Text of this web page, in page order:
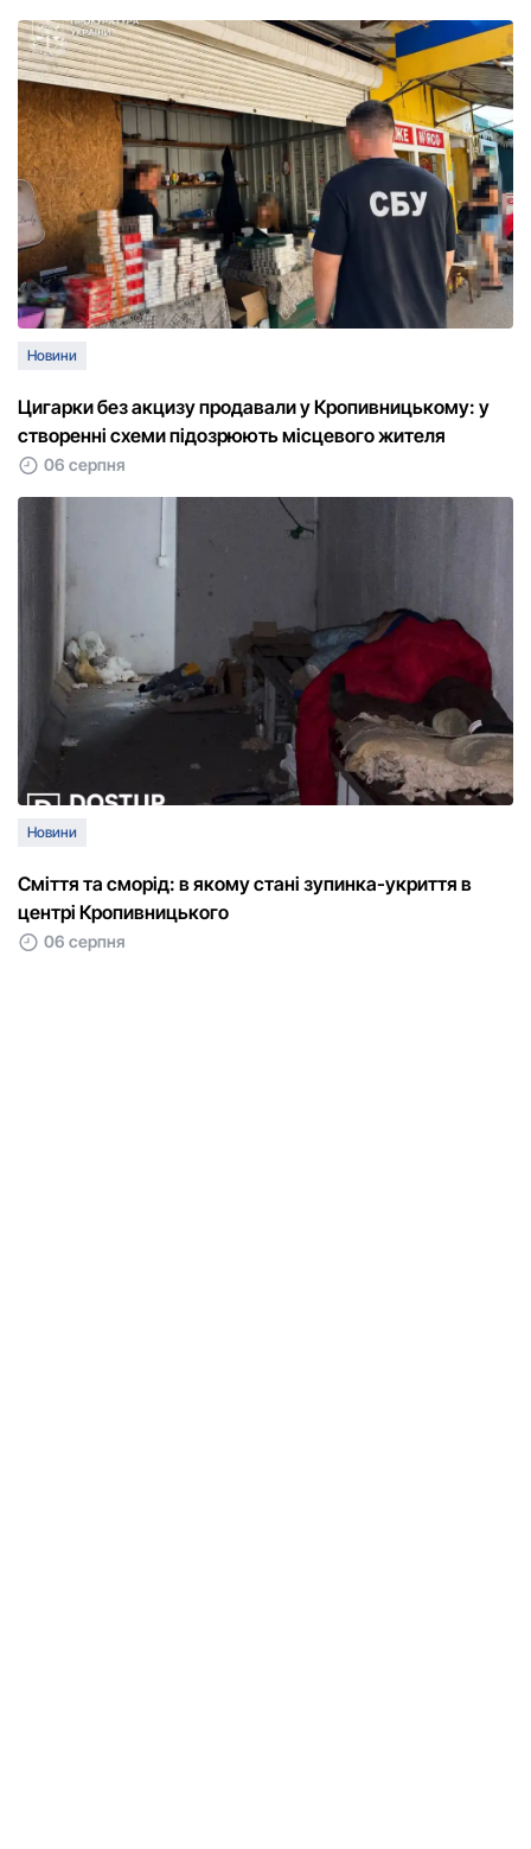
Новини
Цигарки без акцизу продавали у Кропивницькому: у
створенні схеми підозрюють місцевого жителя
06 серпня
Новини
Сміття та сморід: в якому стані зупинка-укриття в
центрі Кропивницького
06 серпня